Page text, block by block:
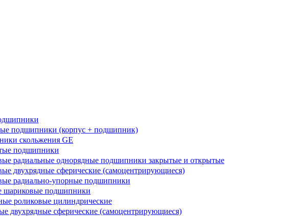
подшипники (корпус + подшипник)
скольжения GE
подшипники
радиальные однорядные подшипники закрытые и открытые
двухрядные сферические (самоцентрирующиеся)
радиально-упорные подшипники
шариковые подшипники
роликовые цилиндрические
двухрядные сферические (самоцентрирующиеся)